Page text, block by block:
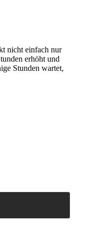
nicht einfach nur
erhöht und
Stunden wartet,